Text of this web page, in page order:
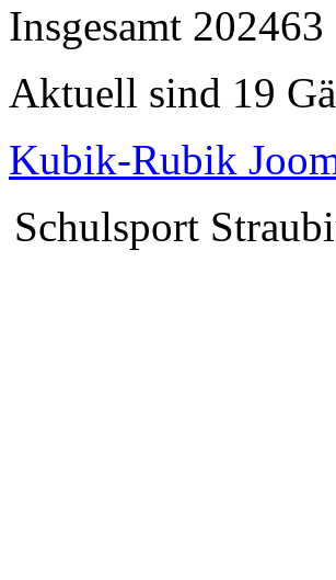
Insgesamt 202463
Aktuell sind 19
Kubik-Rubik
Schulsport